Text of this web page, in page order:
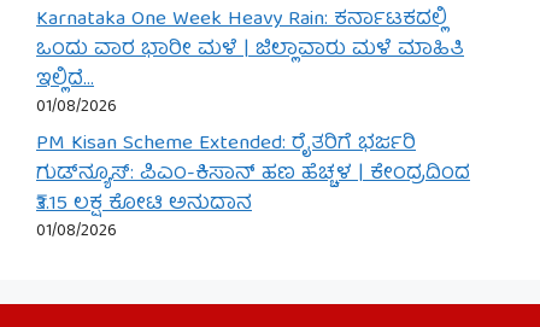
Karnataka One Week Heavy Rain: ಕರ್ನಾಟಕದಲ್ಲಿ
ಒಂದು ವಾರ ಭಾರೀ ಮಳೆ | ಜಿಲ್ಲಾವಾರು ಮಳೆ ಮಾಹಿತಿ
ಇಲ್ಲಿದೆ…
01/08/2026
PM Kisan Scheme Extended: ರೈತರಿಗೆ ಭರ್ಜರಿ
ಗುಡ್‌ನ್ಯೂಸ್: ಪಿಎಂ-ಕಿಸಾನ್ ಹಣ ಹೆಚ್ಚಳ | ಕೇಂದ್ರದಿಂದ
₹3.15 ಲಕ್ಷ ಕೋಟಿ ಅನುದಾನ
01/08/2026